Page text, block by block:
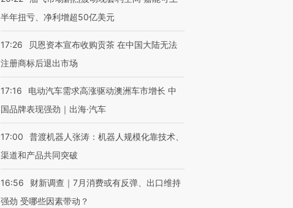
半年扭亏、净利增超50亿美元
17:26
贝恩资本宣布收购贡茶 在中国大陆无法
注册商标后退出市场
17:16
电动汽车需求高涨驱动澳洲车市增长 中
国品牌表现强劲｜出海·汽车
17:00
普渡机器人张涛：机器人规模化靠技术、
渠道和产品共同突破
16:56
财新调查｜7月消费或有反弹、出口维持
强劲 受哪些因素带动？